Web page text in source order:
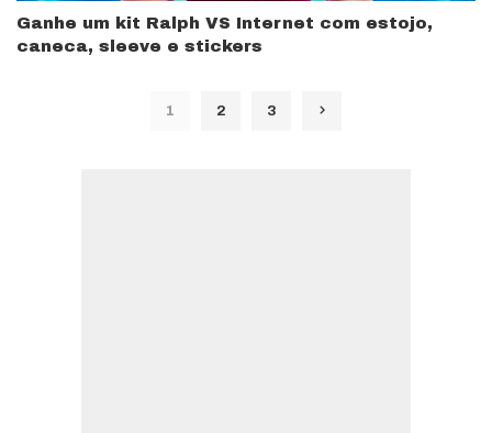
Ganhe um kit Ralph VS Internet com estojo,
caneca, sleeve e stickers
1 2 3